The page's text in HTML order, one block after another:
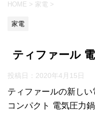
HOME > 家電 >
家電
ティファール
投稿日： 2020年4月15日
ティファールの新し
コンパクト 電気圧力